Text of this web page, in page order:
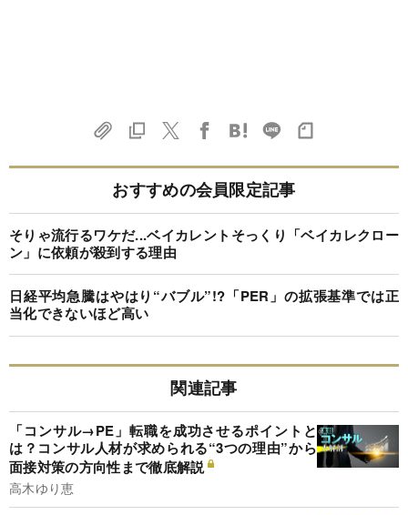
おすすめの会員限定記事
そりゃ流行るワケだ...ベイカレントそっくり「ベイカレクロー
ン」に依頼が殺到する理由
日経平均急騰はやはり“バブル”!?「PER」の拡張基準では正
当化できないほど高い
関連記事
「コンサル→PE」転職を成功させるポイントと
は？コンサル人材が求められる“3つの理由”から
面接対策の方向性まで徹底解説
高木ゆり恵